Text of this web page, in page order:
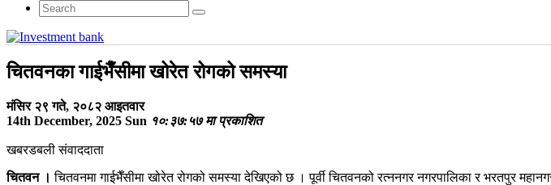
चितवनका गाईभैँसीमा खोरेत रोगको समस्या
मंसिर २९ गते, २०८२ आइतवार
14th December, 2025 Sun १०:३७:५७ मा प्रकाशित
खबरडबली संवाददाता
चितवन ।चितवनमा गाईभैँसीमा खोरेत रोगको समस्या देखिएको छ । पूर्वी चितवनको रत्ननगर नगरपालिका र भरतपुर